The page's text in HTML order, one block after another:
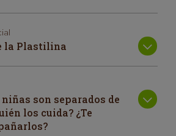
la Plastilina
son separados de
los cuida? ¿Te